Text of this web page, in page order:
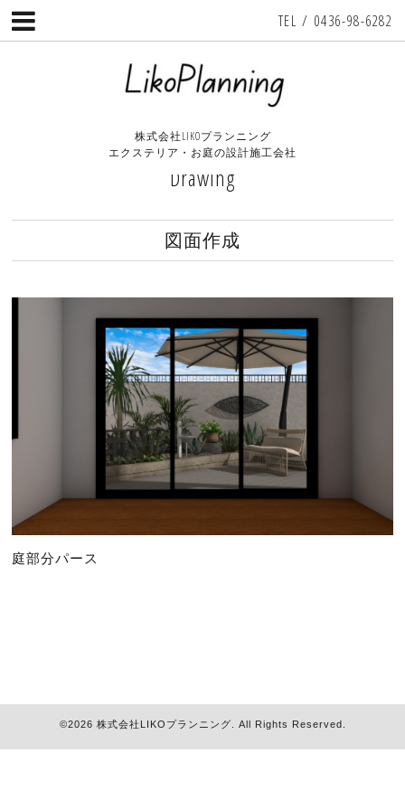
TEL / 0436-98-6282
株式会社LIKOプランニング
エクステリア・お庭の設計施工会社
Drawing
図面作成
庭部分パース
©2026 株式会社LIKOプランニング . All Rights Reserved.